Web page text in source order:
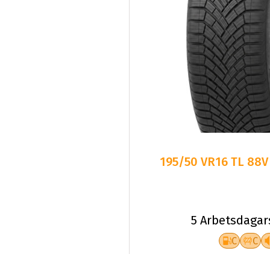
195/50 VR16 TL
5
C C